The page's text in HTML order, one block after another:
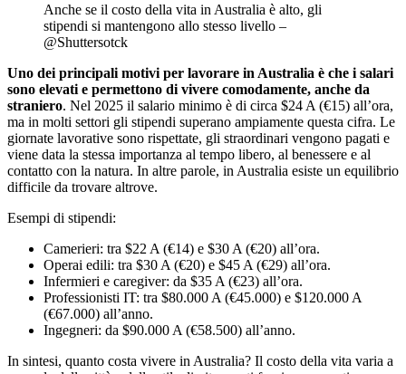
Anche se il costo della vita in Australia è alto, gli
stipendi si mantengono allo stesso livello –
@Shuttersotck
Uno dei principali motivi per lavorare in Australia è che i salari
sono elevati e permettono di vivere comodamente, anche da
straniero. Nel 2025 il salario minimo è di circa $24 A (€15) all’ora,
ma in molti settori gli stipendi superano ampiamente questa cifra. Le
giornate lavorative sono rispettate, gli straordinari vengono pagati e
viene data la stessa importanza al tempo libero, al benessere e al
contatto con la natura. In altre parole, in Australia esiste un equilibrio
difficile da trovare altrove.
Esempi di stipendi:
Camerieri: tra $22 A (€14) e $30 A (€20) all’ora.
Operai edili: tra $30 A (€20) e $45 A (€29) all’ora.
Infermieri e caregiver: da $35 A (€23) all’ora.
Professionisti IT: tra $80.000 A (€45.000) e $120.000 A
(€67.000) all’anno.
Ingegneri: da $90.000 A (€58.500) all’anno.
In sintesi, quanto costa vivere in Australia? Il costo della vita varia a